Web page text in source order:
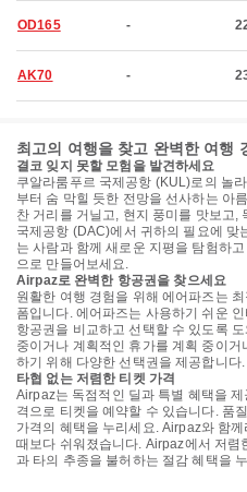
OD165 -
AK70 -
최고의 여행을 찾고 완벽한 여행
결코 잊지 못할 모험을 발견하세요
쿠알라룸푸르 국제공항 (KUL)로의 놀
부터 숨 막힐 듯한 전망을 선사하는 아
찬 거리를 거닐고, 현지 풍미를 맛보고,
국제공항 (DAC)에서 귀하의 필요에 맞
는 사람과 함께 새로운 지평을 탐험하
으로 만들어보세요.
Airpaz로 완벽한 항공권을 찾으세요
원활한 여행 경험을 위해 에어파즈는
폼입니다. 에어파즈는 사용하기 쉬운
항공권을 비교하고 선택할 수 있도록
중이거나 계획적인 휴가를 계획 중이
하기 위해 다양한 선택권을 제공합니다.
타협 없는 저렴한 티켓 가격
Airpaz는 독점적인 딜과 특별 혜택을
격으로 티켓을 예약할 수 있습니다. 품
가격의 혜택을 누리세요. Airpaz와 함
때보다 쉬워졌습니다. Airpaz에서 저렴
과 타의 추종을 불허하는 절감 혜택을